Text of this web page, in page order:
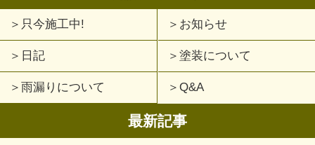
只今施工中! お知らせ
日記 塗装について
雨漏りについて Q&A
最新記事